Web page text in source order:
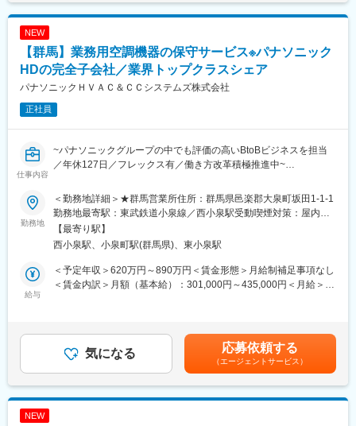
・データ受け取り／監視
・システム設定
・その他運用改善や社内調整
も数多く、中には40代後半で、役員までステップアップした例も
あります。
うことはありません。努力を正当に評価する環境です◎
■社風：
3年連続離職率わずか4％！社員同士や社員と役員の距離が近く、
親戚のおじさんのような面倒見の良い社風！
新人教育やフォローはもちろん、中堅やベテラン同士で互いにサ
ポートし合う風土で、中途入社実績も多数あるのでご安心くださ
・群馬1のエンジニアリング企業のため、依頼が途切れず業績が安
定しています。
・土日祝休／年休125日とプライベートも◎
・服装のカジュアル化を実施
NEW
【群馬】業務用空調機器の保守サービス※パナソニック
HDの完全子会社／業界トップクラスシェア
パナソニックＨＶＡＣ＆ＣＣシステムズ株式会社
正社員
仕事内容
~パナソニックグループの中でも評価の高いBtoBビジネスを担当
／年休127日／フレックス有／働き方改革積極推進中~
■業務内容
入社後は、提案活動やフロント業務、サービス委託会社の管理や
技術相談をご担当いただきます。
※実際に修理などは行いません！
・PAC、GHP、吸収式の保守、整備営業担当（ソリューション提
案活動）
・PAC、GHP、吸収式のフロント業務、お客様対応、顧客接点強
化推進
■採用背景
業務用空調（PAC、GHP、吸収式）の事業領域の拡大に伴う、保
勤務地
＜勤務地詳細＞★群馬営業所住所：群馬県邑楽郡大泉町坂田1-1-1
勤務地最寄駅：東武鉄道小泉線／西小泉駅受動喫煙対策：屋内全
面禁煙
【最寄り駅】
西小泉駅、小泉町駅(群馬県)、東小泉駅
給与
＜予定年収＞620万円～890万円＜賃金形態＞月給制補足事項なし
＜賃金内訳＞月額（基本給）：301,000円～435,000円＜月給＞
期昇給ではありません■賞与：年2回賃金はあくまでも目安の金額
であり、選考を通じて上下する可能性があります。月給(月額)は固
気になる 応募依頼する
（エージェントサービス）
NEW